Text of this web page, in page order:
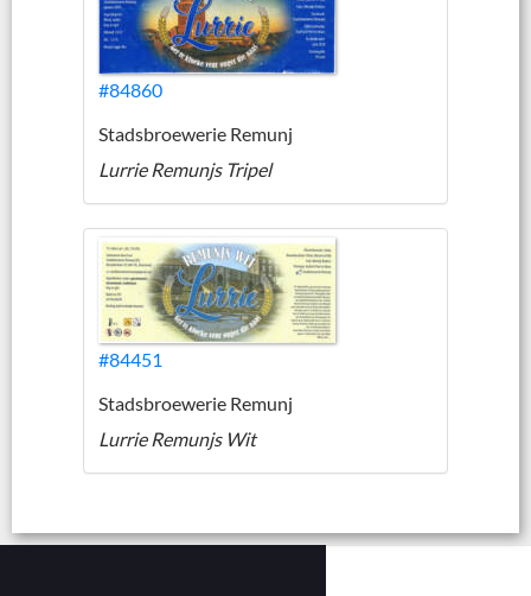
#84860
Stadsbroewerie Remunj
Lurrie Remunjs Tripel
#84451
Stadsbroewerie Remunj
Lurrie Remunjs Wit